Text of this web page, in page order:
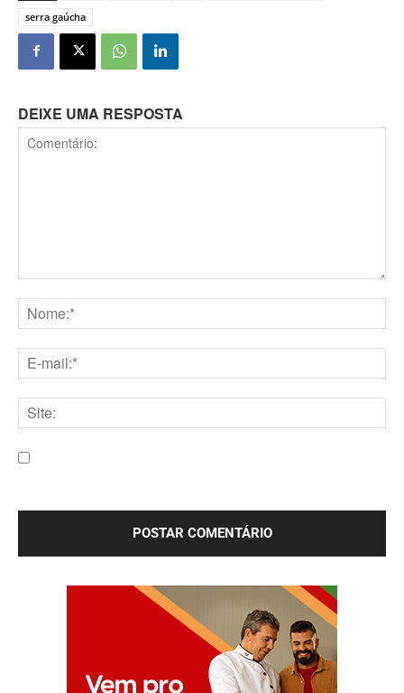
serra gaúcha
DEIXE UMA RESPOSTA
mail:*